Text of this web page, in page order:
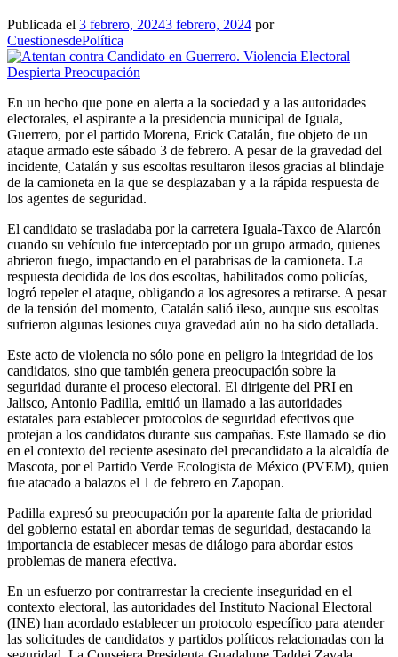
Publicada el 3 febrero, 20243 febrero, 2024 por
CuestionesdePolítica
En un hecho que pone en alerta a la sociedad y a las autoridades
electorales, el aspirante a la presidencia municipal de Iguala,
Guerrero, por el partido Morena, Erick Catalán, fue objeto de un
ataque armado este sábado 3 de febrero. A pesar de la gravedad del
incidente, Catalán y sus escoltas resultaron ilesos gracias al blindaje
de la camioneta en la que se desplazaban y a la rápida respuesta de
los agentes de seguridad.
El candidato se trasladaba por la carretera Iguala-Taxco de Alarcón
cuando su vehículo fue interceptado por un grupo armado, quienes
abrieron fuego, impactando en el parabrisas de la camioneta. La
respuesta decidida de los dos escoltas, habilitados como policías,
logró repeler el ataque, obligando a los agresores a retirarse. A pesar
de la tensión del momento, Catalán salió ileso, aunque sus escoltas
sufrieron algunas lesiones cuya gravedad aún no ha sido detallada.
Este acto de violencia no sólo pone en peligro la integridad de los
candidatos, sino que también genera preocupación sobre la
seguridad durante el proceso electoral. El dirigente del PRI en
Jalisco, Antonio Padilla, emitió un llamado a las autoridades
estatales para establecer protocolos de seguridad efectivos que
protejan a los candidatos durante sus campañas. Este llamado se dio
en el contexto del reciente asesinato del precandidato a la alcaldía de
Mascota, por el Partido Verde Ecologista de México (PVEM), quien
fue atacado a balazos el 1 de febrero en Zapopan.
Padilla expresó su preocupación por la aparente falta de prioridad
del gobierno estatal en abordar temas de seguridad, destacando la
importancia de establecer mesas de diálogo para abordar estos
problemas de manera efectiva.
En un esfuerzo por contrarrestar la creciente inseguridad en el
contexto electoral, las autoridades del Instituto Nacional Electoral
(INE) han acordado establecer un protocolo específico para atender
las solicitudes de candidatos y partidos políticos relacionadas con la